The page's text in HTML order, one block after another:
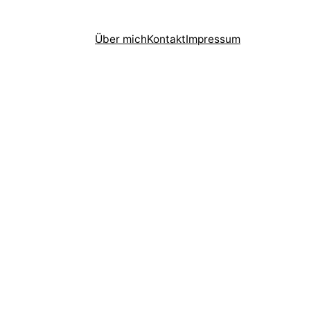
Über michKontaktImpressum